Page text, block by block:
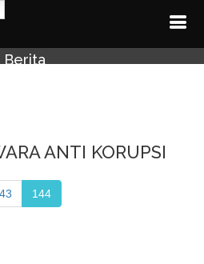
Berita
ANTI KORUPSI
144